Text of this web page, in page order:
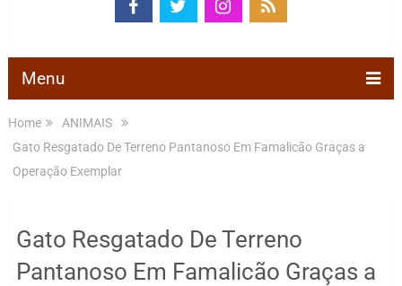
Menu
Home
ANIMAIS
Gato Resgatado De Terreno Pantanoso Em Famalicão Graças a
Operação Exemplar
Gato Resgatado De Terreno
Pantanoso Em Famalicão Graças a